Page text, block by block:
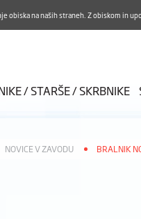
razvoj Pohvale in
/ STARŠE / SKRBNIKE
NOVICE V ZAVODU BRALNIK
na naših straneh. Z obiskom in